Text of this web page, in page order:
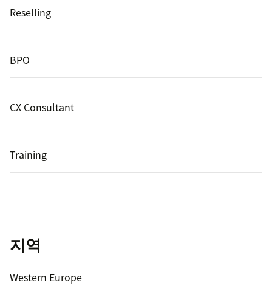
Reselling
BPO
CX Consultant
Training
지역
Western Europe